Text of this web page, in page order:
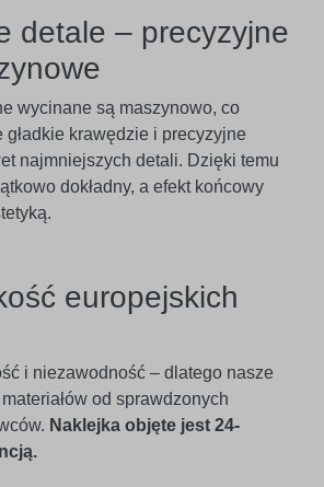
detale – precyzyjne
wycinane są maszynowo, co
krawędzie i precyzyjne
najmniejszych detali. Dzięki temu
dokładny, a efekt końcowy
europejskich
i niezawodność – dlatego nasze
od sprawdzonych
Naklejka objęte jest 24-